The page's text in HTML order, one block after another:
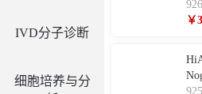
IVD分子诊断
细胞培养与分
白(
￥